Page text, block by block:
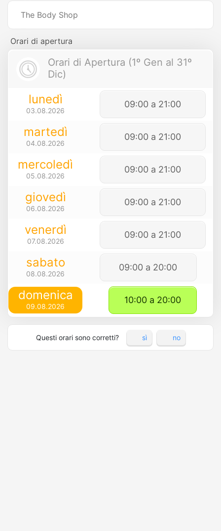
The Body Shop
Orari di apertura
Orari di Apertura (1º Gen al 31º
Dic)
lunedì
03.08.2026
09:00 a 21:00
martedì
04.08.2026
09:00 a 21:00
mercoledì
05.08.2026
09:00 a 21:00
giovedì
06.08.2026
09:00 a 21:00
venerdì
07.08.2026
09:00 a 21:00
sabato
08.08.2026
09:00 a 20:00
domenica
09.08.2026
10:00 a 20:00
Questi orari sono corretti? sì no